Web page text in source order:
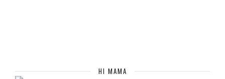
HI MAMA